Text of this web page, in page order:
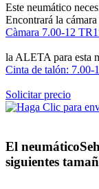
Este neumático
Encontrará la
Càmara 7.00-12
la ALETA para esta
Cinta de talón: 7.00-
Solicitar precio
El neumático
siguientes